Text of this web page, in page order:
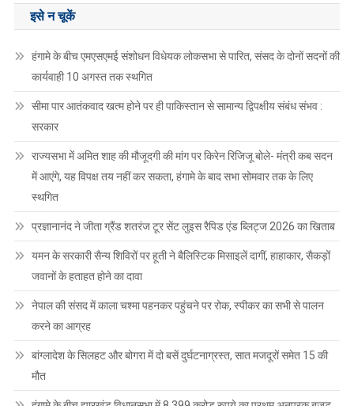
इसे न चूकें
हंगामे के बीच एमएसएमई संशोधन विधेयक लोकसभा से पारित, संसद के दोनों सदनों की
कार्यवाही 10 अगस्त तक स्थगित
सीमा पार आतंकवाद खत्म होने पर ही पाकिस्तान से सामान्य द्विपक्षीय संबंध संभव :
सरकार
राज्यसभा में अमित शाह की मौजूदगी की मांग पर किरेन रिजिजू बोले- मंत्री कब सदन
में आएंगे, यह विपक्ष तय नहीं कर सकता, हंगामे के बाद सभा सोमवार तक के लिए
स्थगित
प्रज्ञानानंद ने जीता ग्रैंड शतरंज टूर सेंट लुइस रैपिड एंड ब्लिट्ज 2026 का खिताब
यमन के सरकारी सैन्य शिविरों पर हूती ने बैलिस्टिक मिसाइलें दागीं, हाहाकार, सैकड़ों
जवानों के हताहत होने का दावा
नेपाल की संसद में काला चश्मा पहनकर पहुंचने पर रोक, स्पीकर का सभी से पालन
करने का आग्रह
बांग्लादेश के सिलहट और बोगरा में दो बसें दुर्घटनाग्रस्त, सात मजदूरों समेत 15 की
मौत